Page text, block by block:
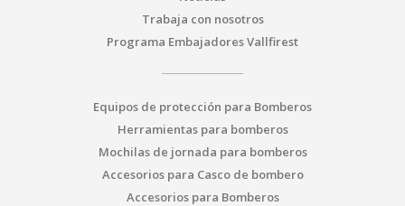
Trabaja con nosotros
Programa Embajadores Vallfirest
Equipos de protección para Bomberos
Herramientas para bomberos
Mochilas de jornada para bomberos
Accesorios para Casco de bombero
Accesorios para Bomberos